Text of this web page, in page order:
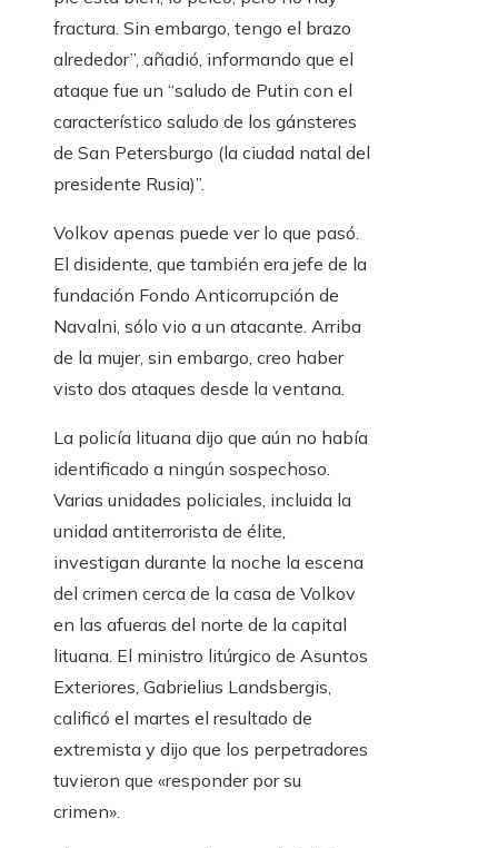
fractura. Sin embargo, tengo el brazo
alrededor”, añadió, informando que el
ataque fue un “saludo de Putin con el
característico saludo de los gánsteres
de San Petersburgo (la ciudad natal del
presidente Rusia)”.
Volkov apenas puede ver lo que pasó.
El disidente, que también era jefe de la
fundación Fondo Anticorrupción de
Navalni, sólo vio a un atacante. Arriba
de la mujer, sin embargo, creo haber
visto dos ataques desde la ventana.
La policía lituana dijo que aún no había
identificado a ningún sospechoso.
Varias unidades policiales, incluida la
unidad antiterrorista de élite,
investigan durante la noche la escena
del crimen cerca de la casa de Volkov
en las afueras del norte de la capital
lituana. El ministro litúrgico de Asuntos
Exteriores, Gabrielius Landsbergis,
calificó el martes el resultado de
extremista y dijo que los perpetradores
tuvieron que «responder por su
crimen».